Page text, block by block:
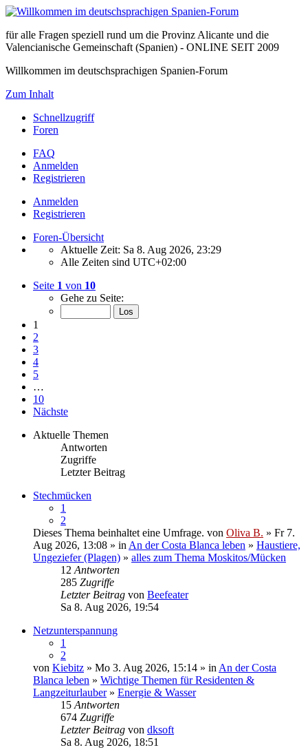
für alle Fragen speziell rund um die Provinz Alicante und die
Valencianische Gemeinschaft (Spanien) - ONLINE SEIT 2009
Willkommen im deutschsprachigen Spanien-Forum
Zum Inhalt
Schnellzugriff
Foren
FAQ
Anmelden
Registrieren
Anmelden
Registrieren
Foren-Übersicht
Aktuelle Zeit: Sa 8. Aug 2026, 23:29
Alle Zeiten sind UTC+02:00
Seite 1 von 10
Gehe zu Seite:
1
2
3
4
5
…
10
Nächste
Aktuelle Themen
Antworten
Zugriffe
Letzter Beitrag
Stechmücken
1
2
Dieses Thema beinhaltet eine Umfrage. von Oliva B. » Fr 7.
Aug 2026, 13:08 » in An der Costa Blanca leben » Haustiere,
Ungeziefer (Plagen) » alles zum Thema Moskitos/Mücken
12 Antworten
285 Zugriffe
Letzter Beitrag von Beefeater
Sa 8. Aug 2026, 19:54
Netzunterspannung
1
2
von Kiebitz » Mo 3. Aug 2026, 15:14 » in An der Costa
Blanca leben » Wichtige Themen für Residenten &
Langzeiturlauber» Energie & Wasser
15 Antworten
674 Zugriffe
Letzter Beitrag von dksoft
Sa 8. Aug 2026, 18:51